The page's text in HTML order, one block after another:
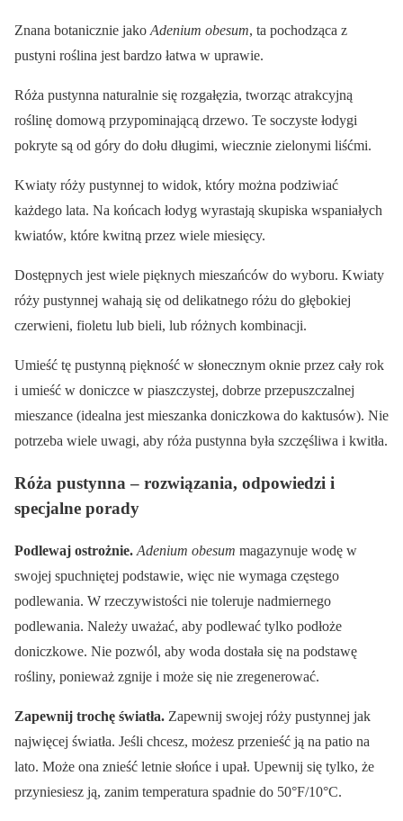
Znana botanicznie jakoAdenium obesum, ta pochodząca z
pustyni roślina jest bardzo łatwa w uprawie.
Róża pustynna naturalnie się rozgałęzia, tworząc atrakcyjną
roślinę domową przypominającą drzewo. Te soczyste łodygi
pokryte są od góry do dołu długimi, wiecznie zielonymi liśćmi.
Kwiaty róży pustynnej to widok, który można podziwiać
każdego lata. Na końcach łodyg wyrastają skupiska wspaniałych
kwiatów, które kwitną przez wiele miesięcy.
Dostępnych jest wiele pięknych mieszańców do wyboru. Kwiaty
róży pustynnej wahają się od delikatnego różu do głębokiej
czerwieni, fioletu lub bieli, lub różnych kombinacji.
Umieść tę pustynną piękność w słonecznym oknie przez cały rok
i umieść w doniczce w piaszczystej, dobrze przepuszczalnej
mieszance (idealna jest mieszanka doniczkowa do kaktusów). Nie
potrzeba wiele uwagi, aby róża pustynna była szczęśliwa i kwitła.
Róża pustynna – rozwiązania, odpowiedzi i
specjalne porady
Podlewaj ostrożnie. Adenium obesum magazynuje wodę w
swojej spuchniętej podstawie, więc nie wymaga częstego
podlewania. W rzeczywistości nie toleruje nadmiernego
podlewania. Należy uważać, aby podlewać tylko podłoże
doniczkowe. Nie pozwól, aby woda dostała się na podstawę
rośliny, ponieważ zgnije i może się nie zregenerować.
Zapewnij trochę światła. Zapewnij swojej róży pustynnej jak
najwięcej światła. Jeśli chcesz, możesz przenieść ją na patio na
lato. Może ona znieść letnie słońce i upał. Upewnij się tylko, że
przyniesiesz ją, zanim temperatura spadnie do 50°F/10°C.